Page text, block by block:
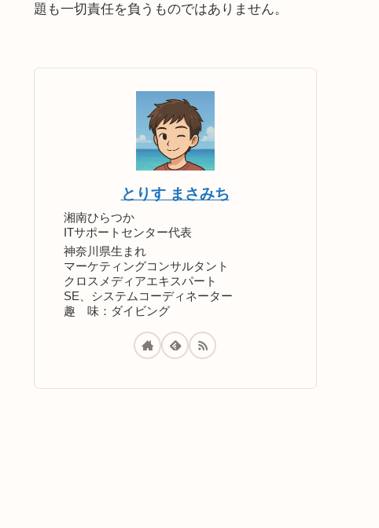
題も一切責任を負うものではありません。
とりす まさみち
湘南ひらつか
ITサポートセンター代表
神奈川県生まれ
マーケティングコンサルタント
クロスメディアエキスパート
SE、システムコーディネーター
趣 味：ダイビング